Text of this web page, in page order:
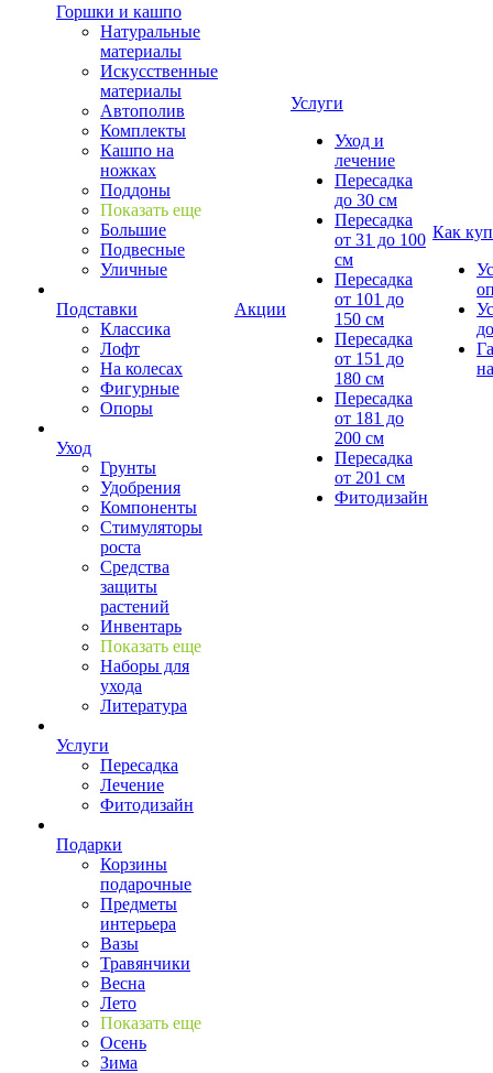
Горшки и кашпо
Натуральные
материалы
Искусственные
материалы
Автополив
Комплекты
Кашпо на
ножках
Поддоны
Показать еще
Большие
Подвесные
Уличные
Подставки
Классика
Лофт
На колесах
Фигурные
Опоры
Уход
Грунты
Удобрения
Компоненты
Стимуляторы
роста
Средства
защиты
растений
Инвентарь
Показать еще
Наборы для
ухода
Литература
Услуги
Пересадка
Лечение
Фитодизайн
Подарки
Корзины
подарочные
Предметы
интерьера
Вазы
Травянчики
Весна
Лето
Показать еще
Осень
Зима
Акции
Услуги
Уход и
лечение
Пересадка
до 30 см
Пересадка
от 31 до 100
см
Пересадка
от 101 до
150 см
Пересадка
от 151 до
180 см
Пересадка
от 181 до
200 см
Пересадка
от 201 см
Фитодизайн
Как